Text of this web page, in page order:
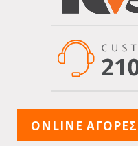
ONLINE ΑΓΟΡΕΣ